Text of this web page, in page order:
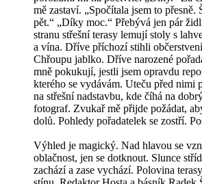
mě zastaví. „Spočítala jsem to přesně.
pět.“ „Díky moc.“ Přebývá jen pár
stranu střešní terasy lemují stoly s
a vína. Dříve příchozí stihli
Chřoupu jablko. Dříve narozené
mně pokukují, jestli jsem opravdu
kterého se vydávám. Uteču před nimi
na střešní nadstavbu, kde číhá na
fotograf. Zvukař mě přijde požádat,
dolů. Pohledy pořadatelek se zostří.
Výhled je magický. Nad hlavou se
oblačnost, jen se dotknout. Slunce
zachází a zase vychází. Polovina